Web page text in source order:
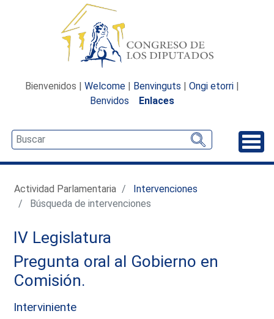
Bienvenidos | Welcome | Benvinguts | Ongi etorri |
Benvidos
Enlaces
Actividad Parlamentaria
Intervenciones
Búsqueda de intervenciones
IV Legislatura
Pregunta oral al Gobierno en
Comisión.
Interviniente